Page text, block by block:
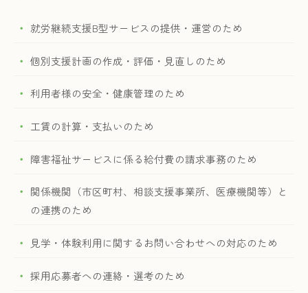
就労継続支援B型サービスの提供・運営のため
個別支援計画の作成・評価・見直しのため
利用者様の安全・健康管理のため
工賃の計算・支払いのため
障害福祉サービスに係る給付費の請求事務のため
関係機関（市区町村、相談支援事業所、医療機関等）と
の連携のため
見学・体験利用に関するお問い合わせへの対応のため
採用応募者への連絡・選考のため